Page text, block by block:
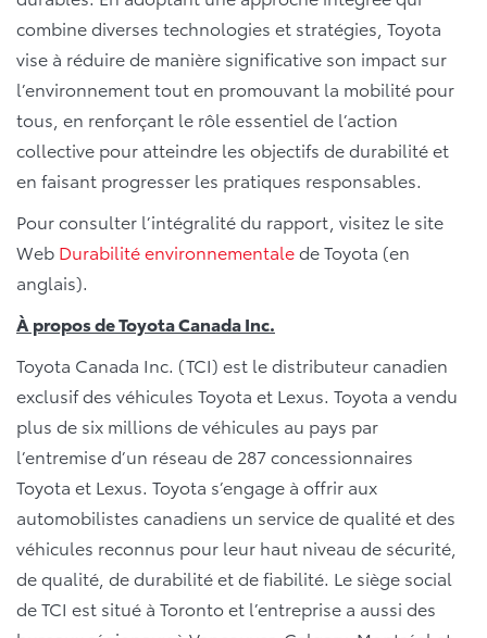
combine diverses technologies et stratégies, Toyota
vise à réduire de manière significative son impact sur
l’environnement tout en promouvant la mobilité pour
tous, en renforçant le rôle essentiel de l’action
collective pour atteindre les objectifs de durabilité et
en faisant progresser les pratiques responsables.
Pour consulter l’intégralité du rapport, visitez le site
Web Durabilité environnementalede Toyota (en
anglais).
À propos de Toyota Canada Inc.
Toyota Canada Inc. (TCI) est le distributeur canadien
exclusif des véhicules Toyota et Lexus. Toyota a vendu
plus de six millions de véhicules au pays par
l’entremise d’un réseau de 287 concessionnaires
Toyota et Lexus. Toyota s’engage à offrir aux
automobilistes canadiens un service de qualité et des
véhicules reconnus pour leur haut niveau de sécurité,
de qualité, de durabilité et de fiabilité. Le siège social
de TCI est situé à Toronto et l’entreprise a aussi des